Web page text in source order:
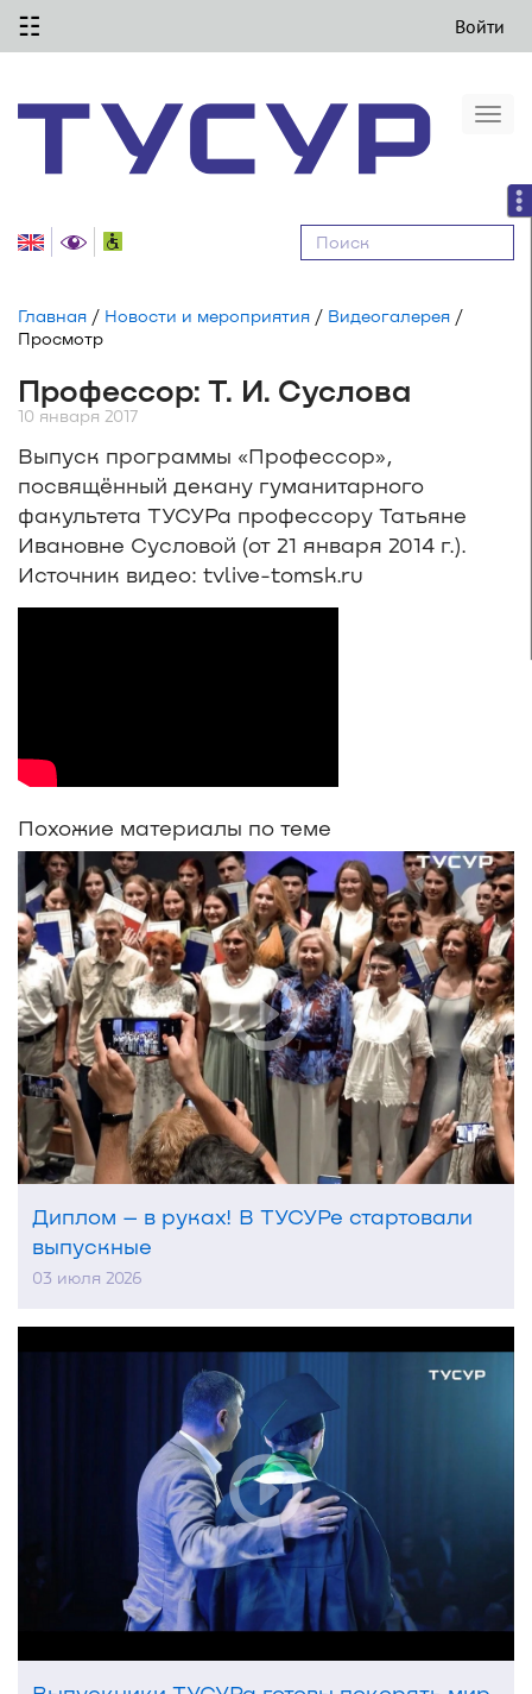
☷ Войти
Главная / Новости и мероприятия / Видеогалерея /
Просмотр
Профессор: Т. И. Суслова
10 января 2017
Выпуск программы «Профессор»,
посвящённый декану гуманитарного
факультета ТУСУРа профессору Татьяне
Ивановне Сусловой (от 21 января 2014 г.).
Источник видео: tvlive-tomsk.ru
Похожие материалы по теме
Диплом – в руках! В ТУСУРе стартовали
выпускные
03 июля 2026